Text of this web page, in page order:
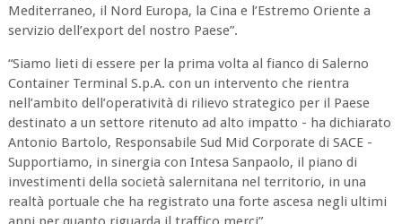
Mediterraneo, il Nord Europa, la Cina e l’Estremo Oriente a
servizio dell’export del nostro Paese”.
“Siamo lieti di essere per la prima volta al fianco di Salerno
Container Terminal S.p.A. con un intervento che rientra
nell’ambito dell’operatività di rilievo strategico per il Paese
destinato a un settore ritenuto ad alto impatto - ha dichiarato
Antonio Bartolo, Responsabile Sud Mid Corporate di SACE -
Supportiamo, in sinergia con Intesa Sanpaolo, il piano di
investimenti della società salernitana nel territorio, in una
realtà portuale che ha registrato una forte ascesa negli ultimi